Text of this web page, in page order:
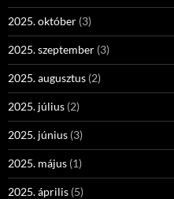
2025. október (3)
2025. szeptember (3)
2025. augusztus (2)
2025. július (2)
2025. június (3)
2025. május (1)
2025. április (5)